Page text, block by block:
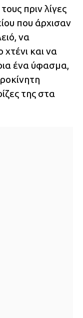
πριν λίγες
που άρχισαν
να
χτένι και να
ένα ύφασμα,
της στα